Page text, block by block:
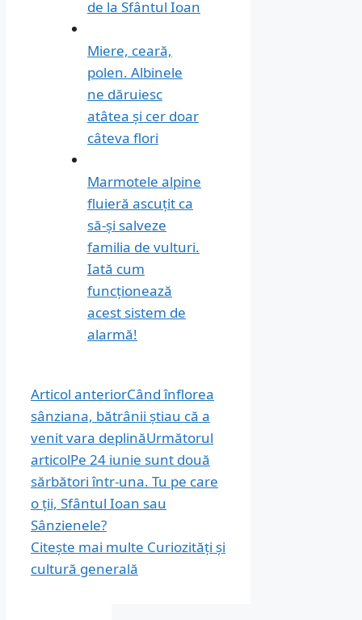
de la Sfântul Ioan
Miere, ceară,
polen. Albinele
ne dăruiesc
atâtea și cer doar
câteva flori
Marmotele alpine
fluieră ascuțit ca
să-și salveze
familia de vulturi.
Iată cum
funcționează
acest sistem de
alarmă!
Articol anteriorCând înflorea
sânziana, bătrânii știau că a
venit vara deplinăUrmătorul
articolPe 24 iunie sunt două
sărbători într-una. Tu pe care
o ții, Sfântul Ioan sau
Sânzienele?
Citește mai multe Curiozități și
cultură generală